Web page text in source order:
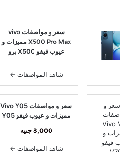
سعر و مواصفات vivo
X500 Pro Max مميزات و
عيوب فيفو X500 برو
شاهد المواصفات ←
سعر و مواصفات Vivo Y05
مميزات و عيوب فيفو Y05
8,000 جنيه
شاهد المواصفات ←